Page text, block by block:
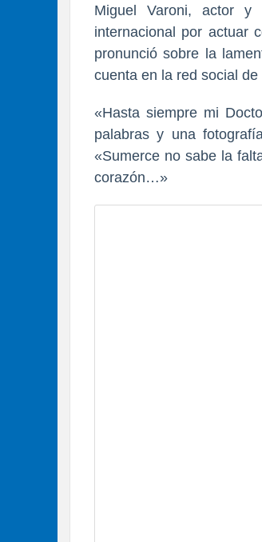
Miguel Varoni, actor y
internacional por actuar
pronunció sobre la
cuenta en la red social de
«Hasta siempre mi
palabras y una
«Sumerce no sabe la
corazón…»